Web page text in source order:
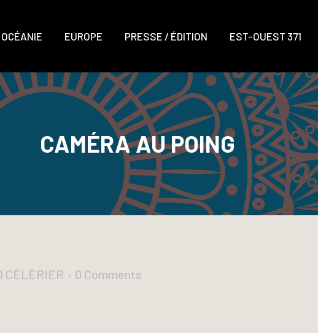
OCÉANIE EUROPE PRESSE / ÉDITION EST-OUEST 371
CAMÉRA AU POING
CÉLÉRIER 0 Comments